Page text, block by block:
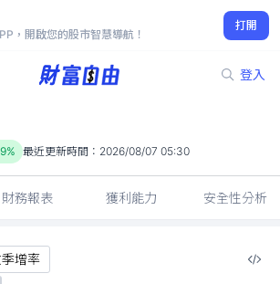
，開啟您的股市智慧導航！
打開
登入
262.50
-2.59%
最近更新時間： 2026/08/07 05:30
財務報表 獲利能力 安全性分析
增率